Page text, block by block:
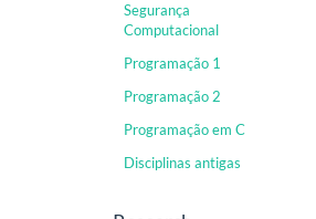
Segurança
Computacional
Programação 1
Programação 2
Programação em C
Disciplinas antigas